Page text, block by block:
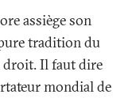
assiège son
tradition du
droit. Il faut dire
mondial de